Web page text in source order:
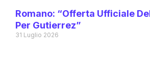
Romano: “Offerta Ufficiale
Per Gutierrez”
31 Luglio 2026